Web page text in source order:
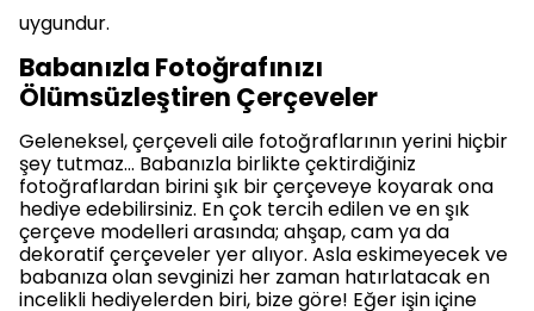
uygundur.
Babanızla Fotoğrafınızı
Ölümsüzleştiren Çerçeveler
Geleneksel, çerçeveli aile fotoğraflarının yerini hiçbir
şey tutmaz… Babanızla birlikte çektirdiğiniz
fotoğraflardan birini şık bir çerçeveye koyarak ona
hediye edebilirsiniz. En çok tercih edilen ve en şık
çerçeve modelleri arasında; ahşap, cam ya da
dekoratif çerçeveler yer alıyor. Asla eskimeyecek ve
babanıza olan sevginizi her zaman hatırlatacak en
incelikli hediyelerden biri, bize göre! Eğer işin içine